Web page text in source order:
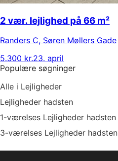
2 vær. lejlighed på 66 m²
Randers C, Søren Møllers Gade
5.300 kr.23. april
Populære søgninger
Alle i Lejligheder
Lejligheder hadsten
1-værelses Lejligheder hadsten
3-værelses Lejligheder hadsten